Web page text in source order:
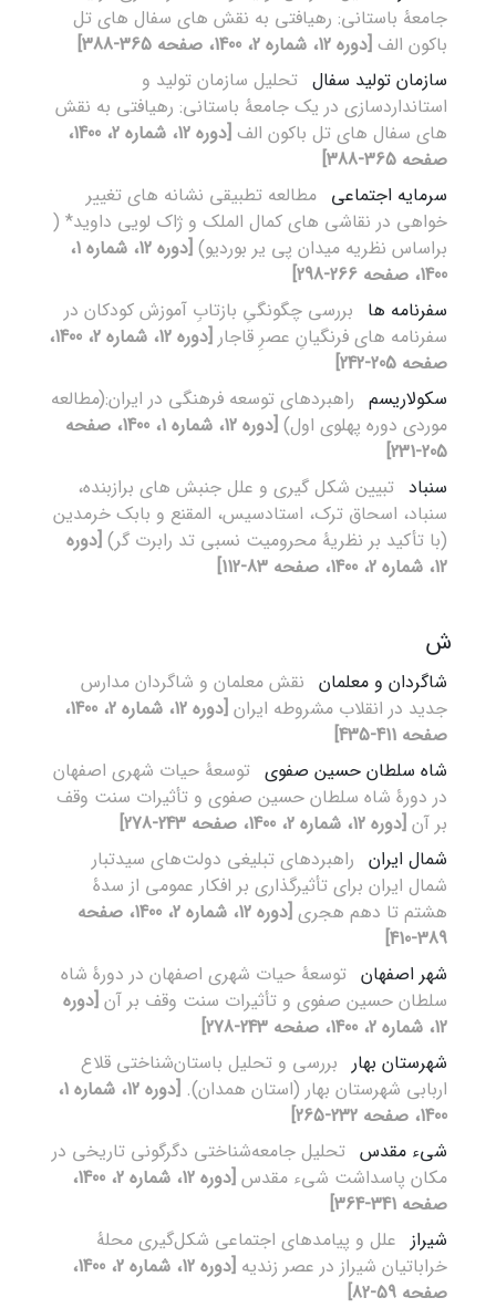
جامعۀ باستانی: رهیافتی به نقش های سفال های تل
باکون الف [دوره 12، شماره 2، 1400، صفحه 365-388]
سازمان تولید سفال تحلیل سازمان تولید و
استانداردسازی در یک جامعۀ باستانی: رهیافتی به نقش
های سفال های تل باکون الف
[دوره 12، شماره 2، 1400،
صفحه 365-388]
سرمایه اجتماعی مطالعه تطبیقی نشانه های تغییر
خواهی در نقاشی های کمال الملک و ژاک لویی داوید* (
براساس نظریه میدان پی یر بوردیو)
[دوره 12، شماره 1،
1400، صفحه 266-298]
سفرنامه ­ها بررسی چگونگیِ بازتابِ آموزش‌ کودکان در
سفرنامه های فرنگیانِ عصرِ قاجار
[دوره 12، شماره 2، 1400،
صفحه 205-242]
سکولاریسم راهبردهای توسعه فرهنگی در ایران:(مطالعه
موردی دوره پهلوی اول)
[دوره 12، شماره 1، 1400، صفحه
205-231]
سنباد تبیین شکل گیری و علل جنبش های برازبنده،
سنباد، اسحاق ترک، استادسیس، المقنع و بابک خرمدین
(با تأکید بر نظریۀ محرومیت نسبی تد رابرت گر) [دوره
12، شماره 2، 1400، صفحه 83-112]
ش
شاگردان و معلمان نقش معلمان و شاگردان مدارس
جدید در انقلاب مشروطه ایران
[دوره 12، شماره 2، 1400،
صفحه 411-435]
شاه سلطان حسین صفوی توسعۀ حیات شهری اصفهان
در دورۀ شاه سلطان حسین صفوی و تأثیرات سنت وقف
بر آن [دوره 12، شماره 2، 1400، صفحه 243-278]
شمال ایران راهبردهای تبلیغی دولت‌های سیدتبار
شمال ایران برای تأثیرگذاری بر افکار عمومی از سدۀ
هشتم تا دهم هجری
[دوره 12، شماره 2، 1400، صفحه
389-410]
شهر اصفهان توسعۀ حیات شهری اصفهان در دورۀ شاه
سلطان حسین صفوی و تأثیرات سنت وقف بر آن [دوره
12، شماره 2، 1400، صفحه 243-278]
شهرستان بهار بررسی و تحلیل باستان‌شناختی قلاع
اربابی شهرستان بهار (استان همدان).
[دوره 12، شماره 1،
1400، صفحه 232-265]
شیء مقدس تحلیل جامعه‌شناختی دگرگونی تاریخی در
مکان پاسداشت شیء مقدس
[دوره 12، شماره 2، 1400،
صفحه 341-364]
شیراز علل و پیامدهای اجتماعی شکل‌گیری محلۀ
خراباتیان شیراز در عصر زندیه
[دوره 12، شماره 2، 1400،
صفحه 59-82]